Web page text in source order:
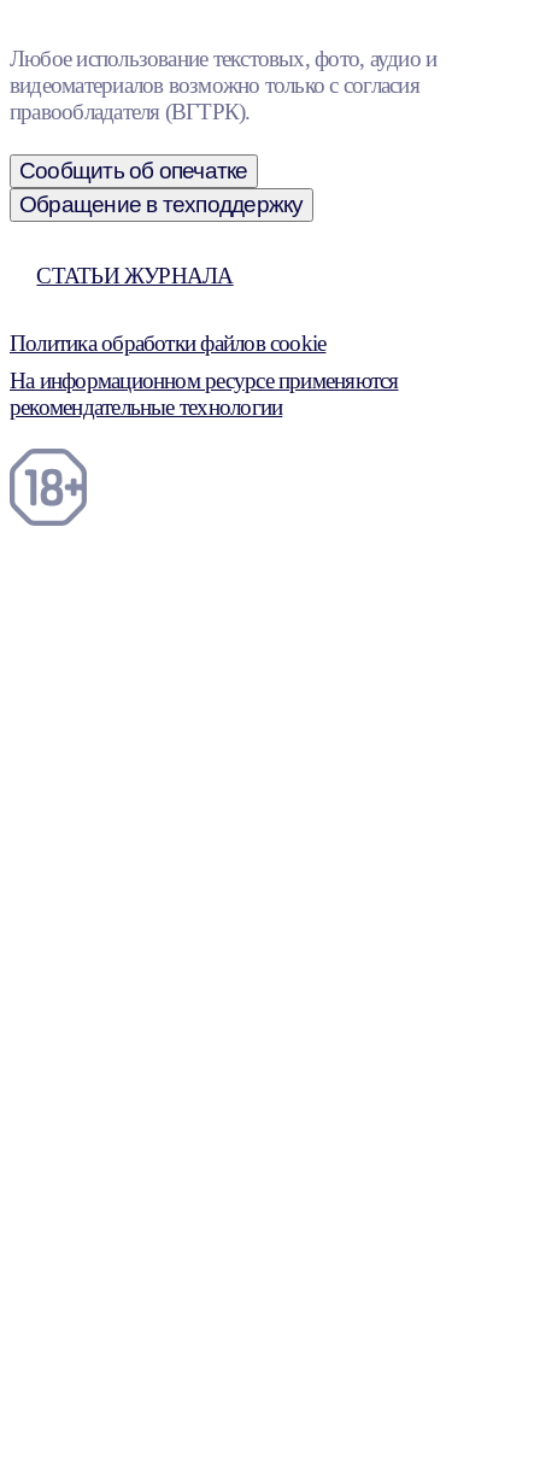
Любое использование текстовых, фото, аудио и
видеоматериалов возможно только с согласия
правообладателя (ВГТРК).
Сообщить об опечатке
Обращение в техподдержку
СТАТЬИ ЖУРНАЛА
Политика обработки файлов cookie
На информационном ресурсе применяются
рекомендательные технологии